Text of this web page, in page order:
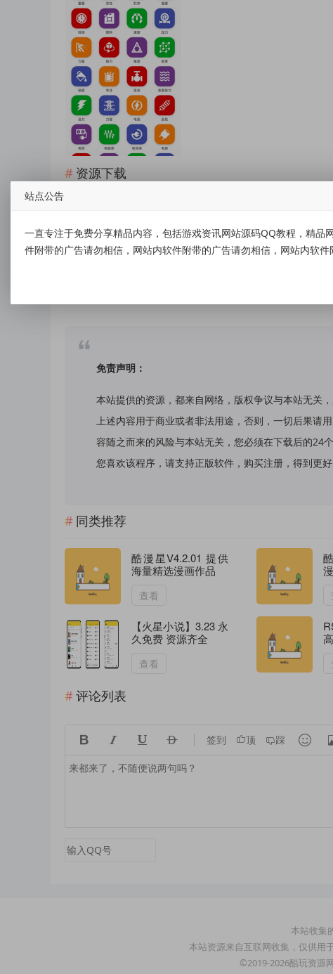
资源下载
免责声明：
本站提供的资源，都来自网络，版权争议与本站无关
上述内容用于商业或者非法用途，否则，一切后果请
容随之而来的风险与本站无关，您必须在下载后的24
您喜欢该程序，请支持正版软件，购买注册，得到
同类推荐
酷漫星V4.2.01 提供
海量精选漫画作品
查看
【火星小说】3.23 永
久免费 资源齐全
查看
评论列表
    签到 顶 踩 
本站收集
本站资源来自互联网收集，仅供用
©2019-2026酷玩资源
站点公告
一直专注于免费分享精品内容，包括游戏资讯网站源码QQ教程，精
件附带的广告请勿相信，网站内软件附带的广告请勿相信，网站内软件